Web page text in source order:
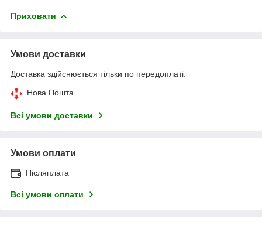
Приховати
Умови доставки
Доставка здійснюється тільки по передоплаті.
Нова Пошта
Всі умови доставки
Умови оплати
Післяплата
Всі умови оплати